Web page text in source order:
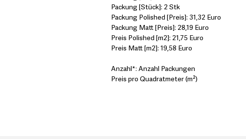
Packung [Stück]: 2 Stk
Packung Polished [Preis]: 31,32 Euro
Packung Matt [Preis]: 28,19 Euro
Preis Polished [m2]: 21,75 Euro
Preis Matt [m2]: 19,58 Euro
Anzahl*: Anzahl Packungen
Preis pro Quadratmeter (m²)